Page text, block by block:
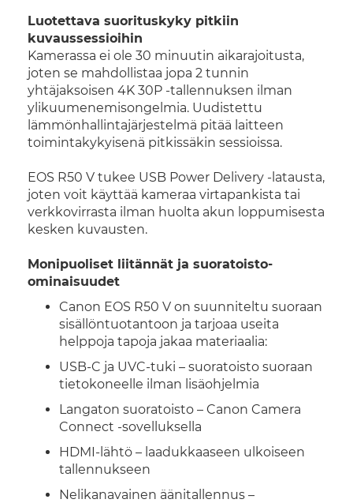
Luotettava suorituskyky pitkiin
kuvaussessioihin
Kamerassa ei ole 30 minuutin aikarajoitusta,
joten se mahdollistaa jopa 2 tunnin
yhtäjaksoisen 4K 30P -tallennuksen ilman
ylikuumenemisongelmia. Uudistettu
lämmönhallintajärjestelmä pitää laitteen
toimintakykyisenä pitkissäkin sessioissa.
EOS R50 V tukee USB Power Delivery -latausta,
joten voit käyttää kameraa virtapankista tai
verkkovirrasta ilman huolta akun loppumisesta
kesken kuvausten.
Monipuoliset liitännät ja suoratoisto-
ominaisuudet
Canon EOS R50 V on suunniteltu suoraan
sisällöntuotantoon ja tarjoaa useita
helppoja tapoja jakaa materiaalia:
USB-C ja UVC-tuki – suoratoisto suoraan
tietokoneelle ilman lisäohjelmia
Langaton suoratoisto – Canon Camera
Connect -sovelluksella
HDMI-lähtö – laadukkaaseen ulkoiseen
tallennukseen
Nelikanavainen äänitallennus –